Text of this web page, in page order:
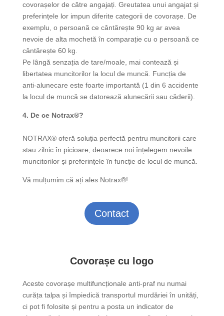
covorașelor de către angajați. Greutatea unui angajat și
preferințele lor impun diferite categorii de covorașe. De
exemplu, o persoană ce cântărește 90 kg ar avea
nevoie de alta mochetă în comparație cu o persoană ce
cântărește 60 kg.
Pe lângă senzația de tare/moale, mai contează și
libertatea muncitorilor la locul de muncă. Funcția de
anti-alunecare este foarte importantă (1 din 6 accidente
la locul de muncă se datorează alunecării sau căderii).
4. De ce Notrax®?
NOTRAX® oferă soluția perfectă pentru muncitorii care
stau zilnic în picioare, deoarece noi înțelegem nevoile
muncitorilor și preferințele în funcție de locul de muncă.
Vă mulțumim că ați ales Notrax®!
Contact
Covorașe cu logo
Aceste covorașe multifuncționale anti-praf nu numai
curăța talpa și împiedică transportul murdăriei în unități,
ci pot fi folosite și pentru a posta un indicator de